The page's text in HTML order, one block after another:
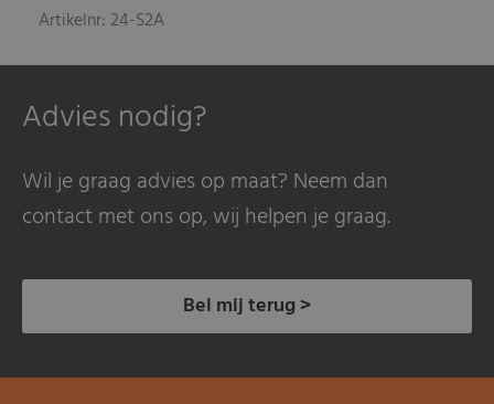
Artikelnr: 24-S2A
Advies nodig?
Wil je graag advies op maat? Neem dan
contact met ons op, wij helpen je graag.
Bel mij terug >